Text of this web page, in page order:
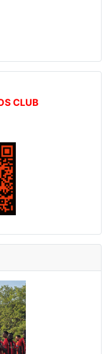
CLUB